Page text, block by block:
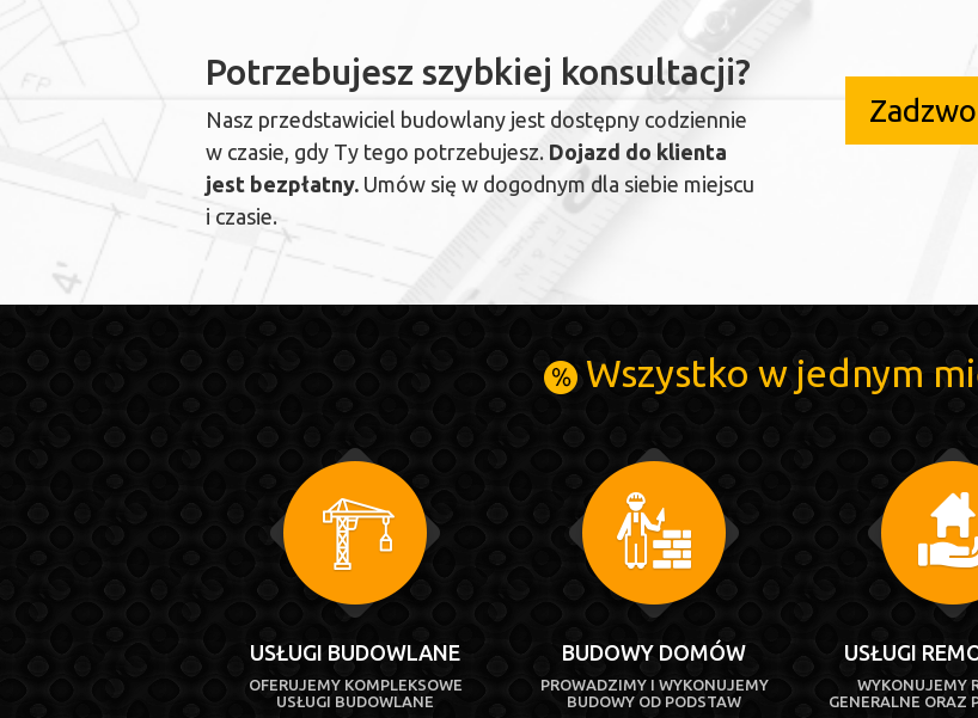
Potrzebujesz szybkiej konsultacji?
Nasz przedstawiciel budowlany jest dostępny codziennie
w czasie, gdy Ty tego potrzebujesz. Dojazd do klienta
jest bezpłatny. Umów się w dogodnym dla siebie miejscu
i czasie.
Wszystko w jednym
USŁUGI BUDOWLANE
OFERUJEMY KOMPLEKSOWE
USŁUGI BUDOWLANE
BUDOWY DOMÓW
PROWADZIMY I WYKONUJEMY
BUDOWY OD PODSTAW
USŁUGI
WYKONUJEMY
GENERALNE ORAZ